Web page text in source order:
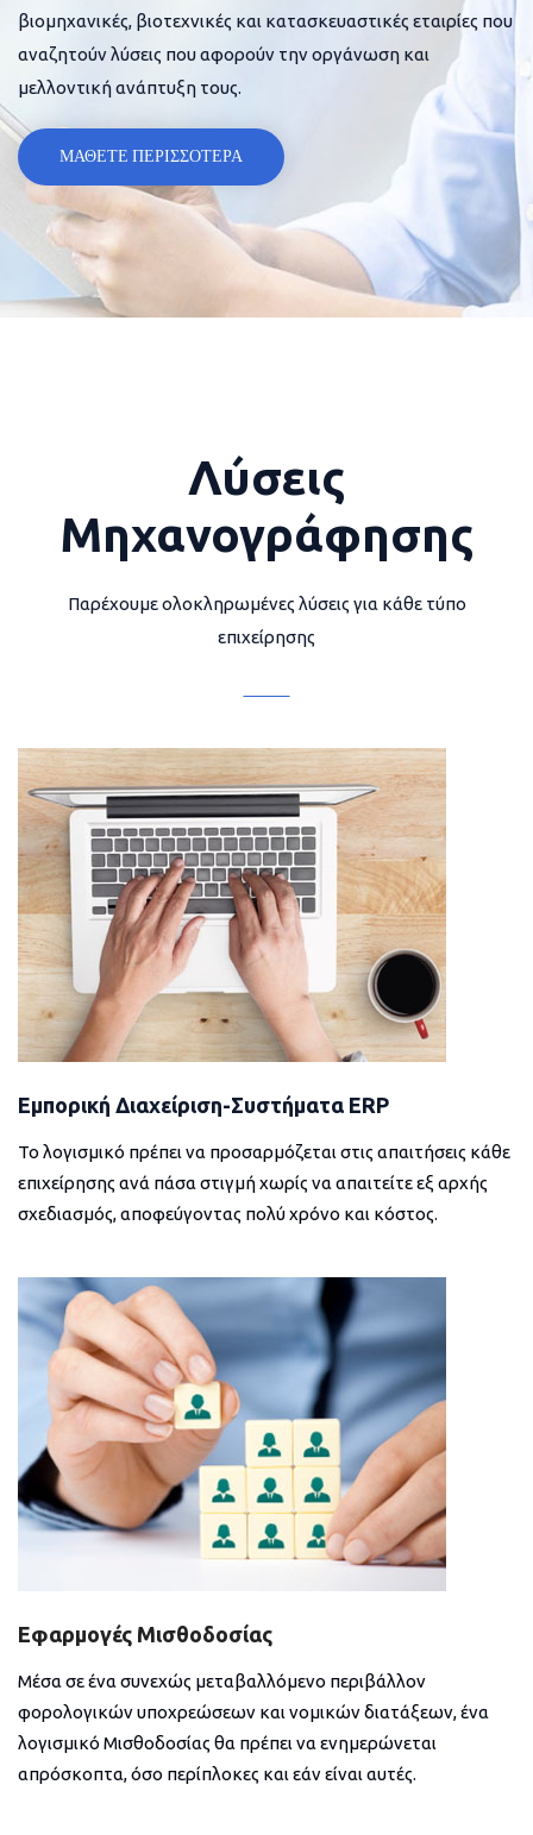
βιομηχανικές, βιοτεχνικές και κατασκευαστικές εταιρίες που
αναζητούν λύσεις που αφορούν την οργάνωση και
μελλοντική ανάπτυξη τους.
ΜΑΘΕΤΕ ΠΕΡΙΣΣΟΤΕΡΑ
Λύσεις
Μηχανογράφησης
Παρέχουμε ολοκληρωμένες λύσεις για κάθε τύπο
επιχείρησης
Εμπορική Διαχείριση-Συστήματα ERP
Το λογισμικό πρέπει να προσαρμόζεται στις απαιτήσεις κάθε
επιχείρησης ανά πάσα στιγμή χωρίς να απαιτείτε εξ αρχής
σχεδιασμός, αποφεύγοντας πολύ χρόνο και κόστος.
Εφαρμογές Μισθοδοσίας
Μέσα σε ένα συνεχώς μεταβαλλόμενο περιβάλλον
φορολογικών υποχρεώσεων και νομικών διατάξεων, ένα
λογισμικό Μισθοδοσίας θα πρέπει να ενημερώνεται
απρόσκοπτα, όσο περίπλοκες και εάν είναι αυτές.